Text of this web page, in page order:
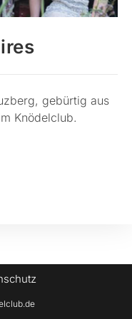
gebürtig aus
Knödelclub.